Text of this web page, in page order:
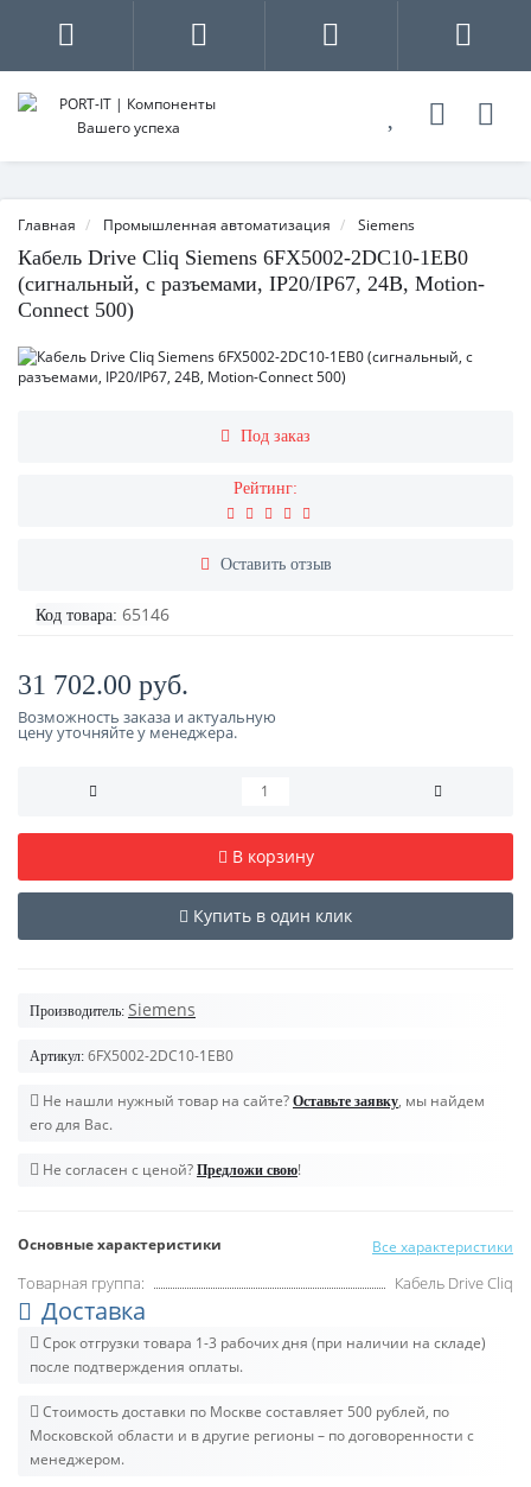
Главная Промышленная автоматизация Siemens
Кабель Drive Cliq Siemens 6FX5002-2DC10-1EB0
(сигнальный, с разъемами, IP20/IP67, 24В, Motion-
Connect 500)
Под заказ
Рейтинг:
Оставить отзыв
Код товара: 65146
31 702.00 руб.
Возможность заказа и актуальную
цену уточняйте у менеджера.
В корзину
Купить в один клик
Производитель: Siemens
Артикул: 6FX5002-2DC10-1EB0
Не нашли нужный товар на сайте? Оставьте заявку, мы найдем
его для Вас.
Не согласен с ценой? Предложи свою!
Основные характеристики Все характеристики
Товарная группа: Кабель Drive Cliq
Доставка
Срок отгрузки товара 1-3 рабочих дня (при наличии на складе)
после подтверждения оплаты.
Стоимость доставки по Москве составляет 500 рублей, по
Московской области и в другие регионы – по договоренности с
менеджером.